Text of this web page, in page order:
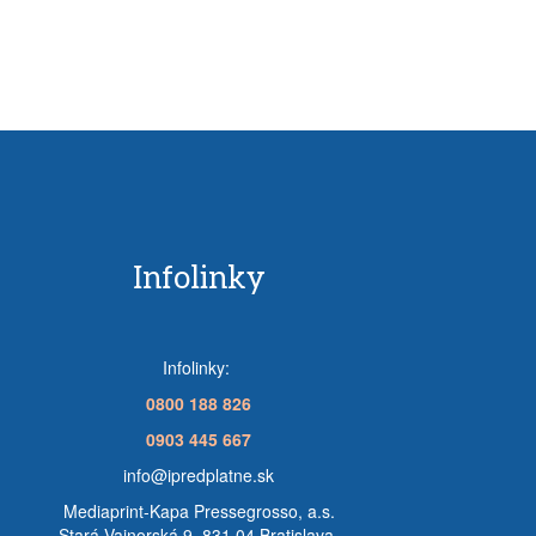
Infolinky
Infolinky:
0800 188 826
0903 445 667
info@ipredplatne.sk
Mediaprint-Kapa Pressegrosso, a.s.